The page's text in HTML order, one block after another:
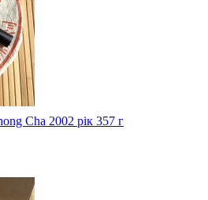
Cha 2002 рік 357 г